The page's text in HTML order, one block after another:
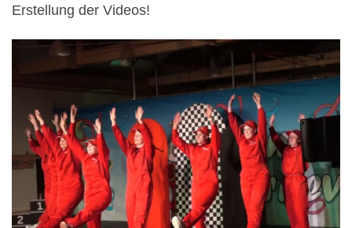
Erstellung der Videos!